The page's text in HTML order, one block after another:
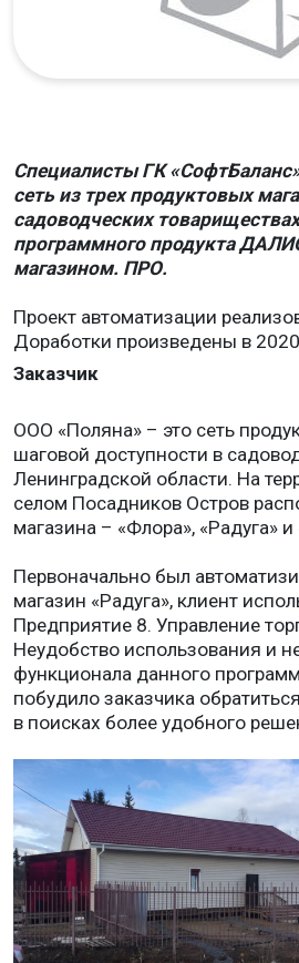
Специалисты ГК
сеть из трех продуктовых
садоводческих
программного продукта
магазином. ПРО.
Проект автоматизации
Доработки произведены в 2020
Заказчик
ООО «Поляна» – это сеть
шаговой доступности в
Ленинградской области. На
селом Посадников Остров
магазина – «Флора», «Радуга» и
Первоначально был
магазин «Радуга», клиент
Предприятие 8. Управление
Неудобство использования и
функционала данного
побудило заказчика
в поисках более удобного